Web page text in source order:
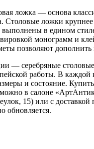
ложка — основа
Столовые ложки
выполнены в едином
монограмм и
позволяют
— серебряные
работы. В каждой
и состояние.
в салоне
15) или с доставкой
обновляется.